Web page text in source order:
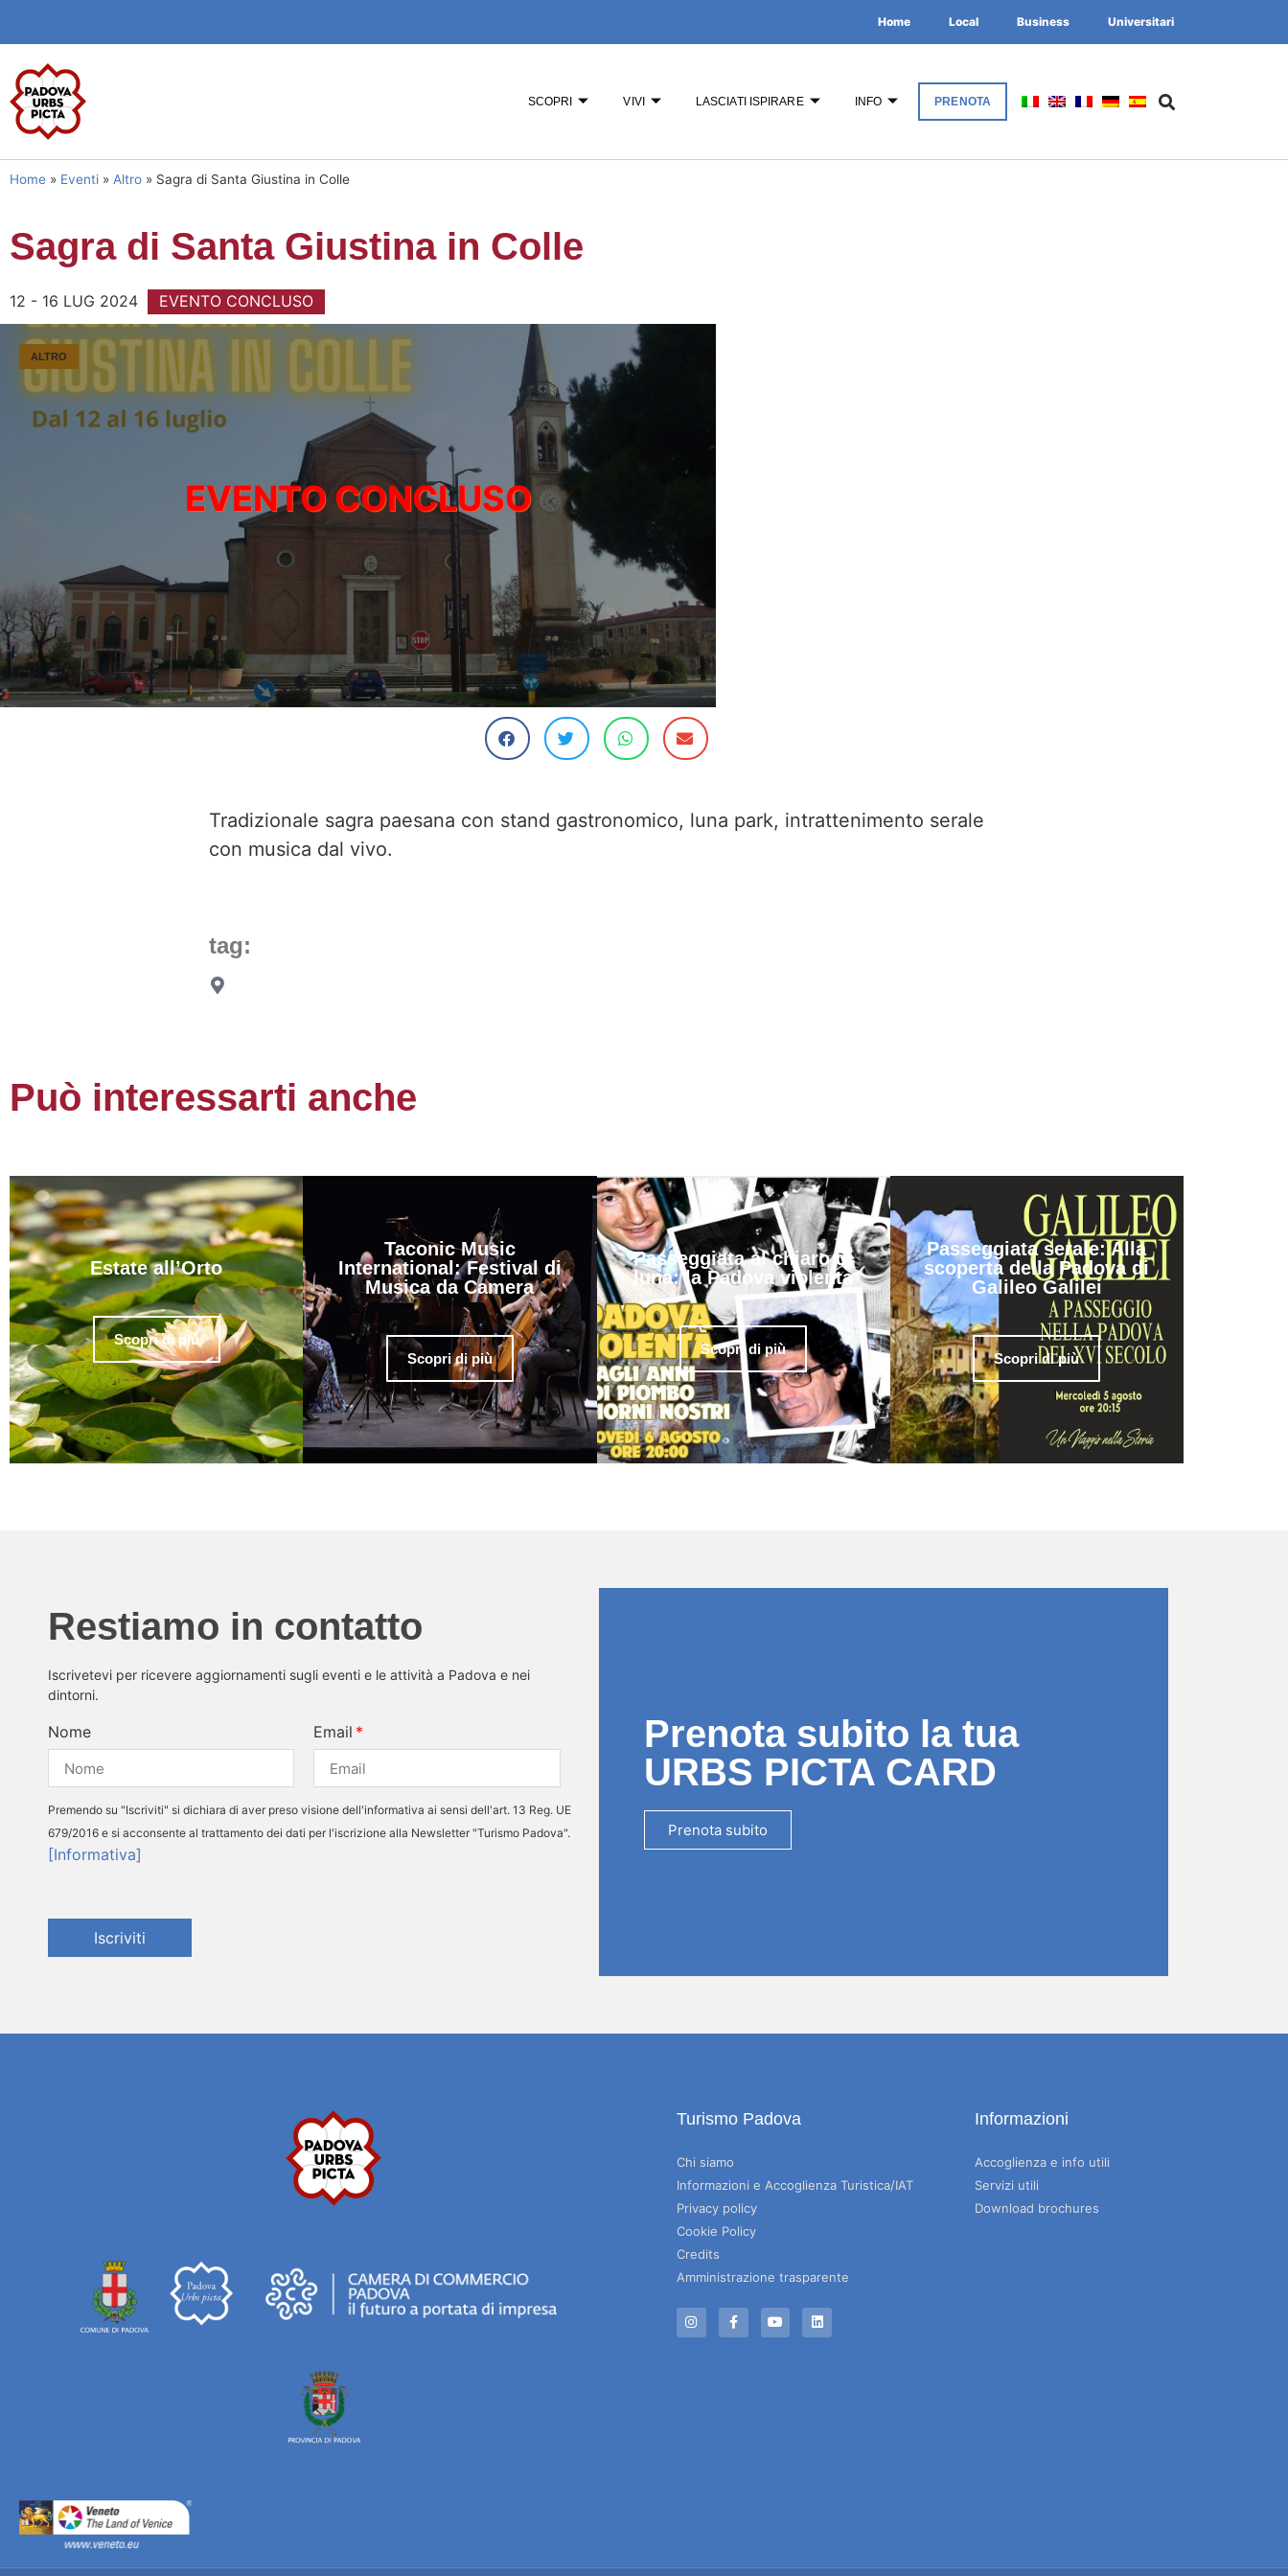
Home Local Business Universitari
SCOPRI VIVI LASCIATI ISPIRARE INFO PRENOTA
Home » Eventi » Altro » Sagra di Santa Giustina in Colle
Sagra di Santa Giustina in Colle
12 - 16 LUG 2024 EVENTO CONCLUSO
ALTRO
Tradizionale sagra paesana con stand gastronomico, luna park, intrattenimento serale
con musica dal vivo.
tag:
Può interessarti anche
Estate all’Orto
Scopri di più
Taconic Music
International: Festival di
Musica da Camera
Scopri di più
Passeggiata al chiaro di
luna: la Padova violenta
Scopri di più
Passeggiata serale: Alla
scoperta della Padova di
Galileo Galilei
Scopri di più
Restiamo in contatto
Iscrivetevi per ricevere aggiornamenti sugli eventi e le attività a Padova e nei
dintorni.
Nome Email
Premendo su "Iscriviti" si dichiara di aver preso visione dell'informativa ai sensi dell'art. 13 Reg. UE
679/2016 e si acconsente al trattamento dei dati per l'iscrizione alla Newsletter "Turismo Padova".
[Informativa]
Iscriviti
Prenota subito la tua
URBS PICTA CARD
Prenota subito
Turismo Padova
Chi siamo
Informazioni e Accoglienza Turistica/IAT
Privacy policy
Cookie Policy
Credits
Amministrazione trasparente
Informazioni
Accoglienza e info utili
Servizi utili
Download brochures